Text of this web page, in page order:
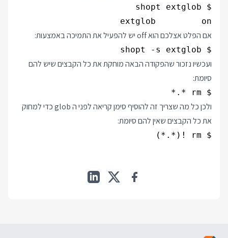
extglob         on
אם הפלט אצלכם הוא off יש להפעיל את התמיכה באמצעות:
$ shopt -s extglob
ועכשיו נזכור שהפקודה הבאה מוחקת את כל הקבצים שיש להם
סיומת:
$ rm *.*
ולכן כל מה שצריך זה להוסיף סימן קריאה לפני ה glob כדי למחוק
את כל הקבצים שאין להם סיומת:
$ rm !(*.*)